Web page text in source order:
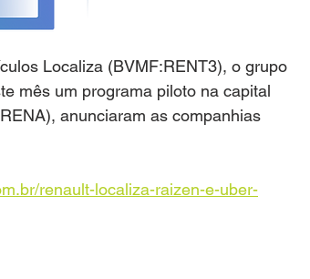
Localiza (BVMF:RENT3), o grupo
mês um programa piloto na capital
anunciaram as companhias
renault-localiza-raizen-e-uber-